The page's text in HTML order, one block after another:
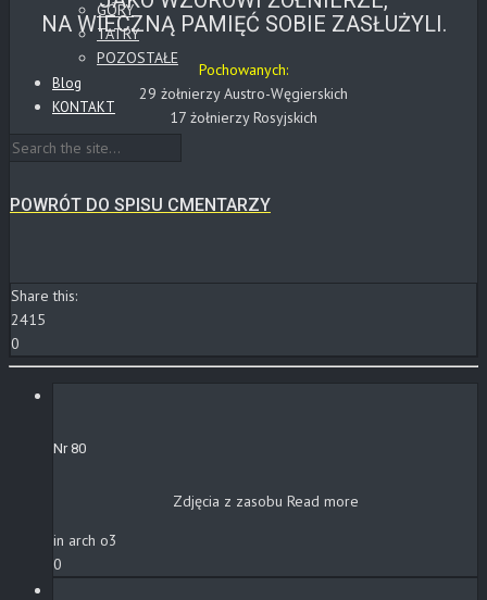
GÓRY
TATRY
POZOSTAŁE
Blog
KONTAKT
NA WIECZNĄ PAMIĘĆ SOBIE ZASŁUŻYLI.
Pochowanych:
29 żołnierzy Austro-Węgierskich
17 żołnierzy Rosyjskich
POWRÓT DO SPISU CMENTARZY
Share this:
2415
0
Nr 80
Zdjęcia z zasobu Read more
in arch o3
0